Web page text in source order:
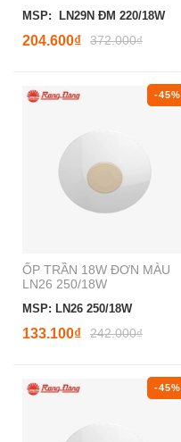
MSP: LN29N ĐM 220/18W
204.600₫ 372.000₫
-45%
ỐP TRẦN 18W ĐƠN MÀU
LN26 250/18W
MSP: LN26 250/18W
133.100₫ 242.000₫
-45%